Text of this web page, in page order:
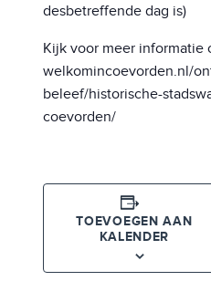
desbetreffende dag is)
Kijk voor meer informatie
welkomincoevorden.nl/
beleef/historische-
coevorden/
TOEVOEGEN AAN
KALENDER